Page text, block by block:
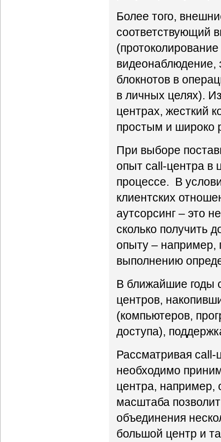
Более того,
соответствующий
видеонаблюдение,
блокнотов в
в личных целях).
центрах, жесткий
простым и широко
При выборе
опыт call-центра в
процессе. В
клиентских
аутсорсинг – это
сколько получить
опыту – например,
выполнению
В ближайшие годы
центров,
(компьютеров,
доступа),
Рассматривая call-
необходимо
центра, например,
масштаба
объединения
большой центр и